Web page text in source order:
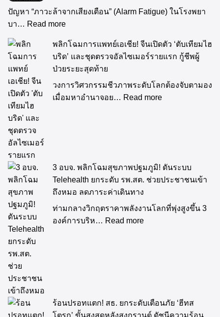
ปัญหา “ภาวะล้าจากเสียงเตือน” (Alarm Fatigue) ในโรงพยา
บา… Read more
พลิกโฉมการแพทย์เอเชีย! จีนเปิดตัว ‘ตับเทียมไฮ
บริด’ และชุดตรวจอัลไซเมอร์รายแรก กู้ชีพผู้
ป่วยระยะสุดท้าย
วงการวิศวกรรมชีวภาพระดับโลกต้องจับตามอง
เมื่อมหาอำนาจอย… Read more
3 อบจ. พลิกโฉมสุขภาพปฐมภูมิ! ดันระบบ
Telehealth ยกระดับ รพ.สต. ช่วยประชาชนเข้า
ถึงหมอ ลดภาระค่าเดินทาง
ท่ามกลางวิกฤตราคาพลังงานโลกที่พุ่งสูงขึ้น 3
องค์การบริห… Read more
ร้อนปรอทแตก! สธ. ยกระดับเตือนภัย ‘ฮีทส
โตรก’ ขั้นสูงสุดหลังสงกรานต์ ดัชนีความร้อน